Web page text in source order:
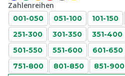
Zahlenreihen
001-050 051-100 101-150
251-300
301-350 351-400
501-550
551-600 601-650
751-800
801-850 851-900